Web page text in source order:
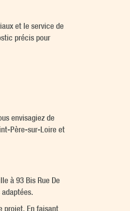
et le service de
précis pour
envisagiez de
Père-sur-Loire et
à 93 Bis Rue De
projet. En faisant